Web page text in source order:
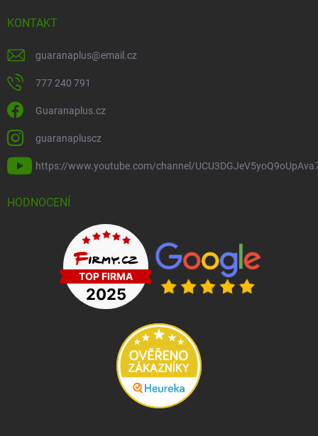
KONTAKT
guaranaplus@email.cz
777 240 791
Guaranaplus.cz
guaranapluscz
https://www.youtube.com/channel/
HODNOCENÍ